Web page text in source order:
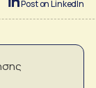
Post on LinkedIn